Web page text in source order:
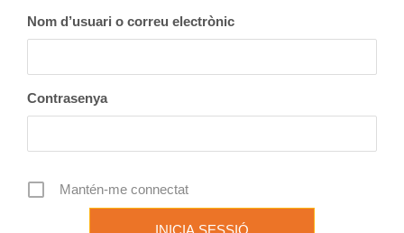
NOTÍCIES
OTE
REVISTA DIGITAL
Nom d’usuari o correu electrònic
Contrasenya
Mantén-me connectat